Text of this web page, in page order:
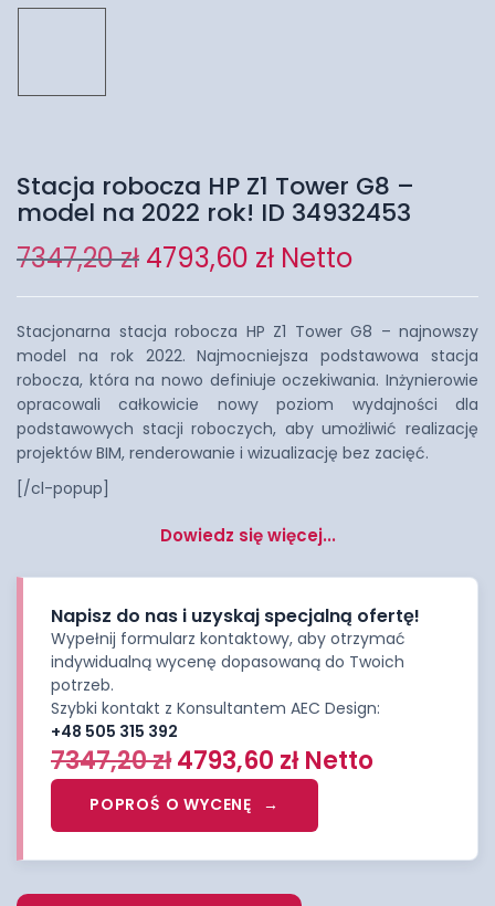
Stacja robocza HP Z1 Tower G8 –
model na 2022 rok! ID 34932453
7347,20zł 4793,60 zł Netto
Stacjonarna stacja robocza HP Z1 Tower G8 – najnowszy
model na rok 2022. Najmocniejsza podstawowa stacja
robocza, która na nowo definiuje oczekiwania. Inżynierowie
opracowali całkowicie nowy poziom wydajności dla
podstawowych stacji roboczych, aby umożliwić realizację
projektów BIM, renderowanie i wizualizację bez zacięć.
[/cl-popup]
Dowiedz się więcej...
Napisz do nas i uzyskaj specjalną ofertę!
Wypełnij formularz kontaktowy, aby otrzymać
indywidualną wycenę dopasowaną do Twoich
potrzeb.
Szybki kontakt z Konsultantem AEC Design:
+48 505 315 392
7347,20zł4793,60 zł Netto
POPROŚ O WYCENĘ